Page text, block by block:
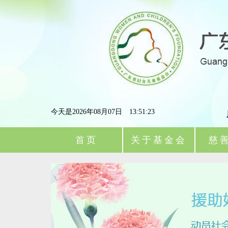
今天是2026年08月07日 13:51:24
首页 关于基金会 慈